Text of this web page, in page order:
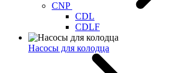
CNP
CDL
CDLF
Насосы для колодца